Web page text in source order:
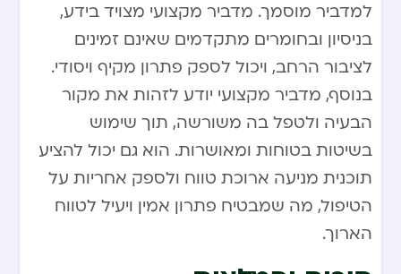
למדביר מוסמך. מדביר מקצועי מצויד בידע,
בניסיון ובחומרים מתקדמים שאינם זמינים
לציבור הרחב, ויכול לספק פתרון מקיף ויסודי.
בנוסף, מדביר מקצועי יודע לזהות את מקור
הבעיה ולטפל בה משורשה, תוך שימוש
בשיטות בטוחות ומאושרות. הוא גם יכול להציע
תוכנית מניעה ארוכת טווח ולספק אחריות על
הטיפול, מה שמבטיח פתרון אמין ויעיל לטווח
הארוך.